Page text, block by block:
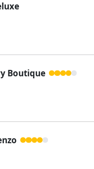
Boutique